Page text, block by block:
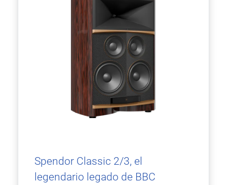
Spendor Classic 2/3, el
legendario legado de BBC